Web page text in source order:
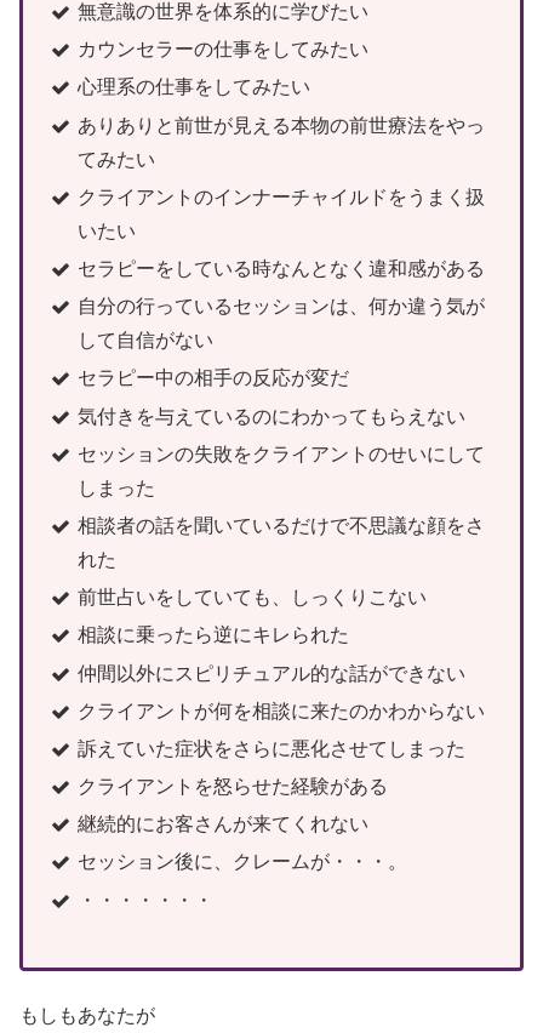
無意識の世界を体系的に学びたい
カウンセラーの仕事をしてみたい
心理系の仕事をしてみたい
ありありと前世が見える本物の前世療法をやっ
てみたい
クライアントのインナーチャイルドをうまく扱
いたい
セラピーをしている時なんとなく違和感がある
自分の行っているセッションは、何か違う気が
して自信がない
セラピー中の相手の反応が変だ
気付きを与えているのにわかってもらえない
セッションの失敗をクライアントのせいにして
しまった
相談者の話を聞いているだけで不思議な顔をさ
れた
前世占いをしていても、しっくりこない
相談に乗ったら逆にキレられた
仲間以外にスピリチュアル的な話ができない
クライアントが何を相談に来たのかわからない
訴えていた症状をさらに悪化させてしまった
クライアントを怒らせた経験がある
継続的にお客さんが来てくれない
セッション後に、クレームが・・・。
・・・・・・・
もしもあなたが